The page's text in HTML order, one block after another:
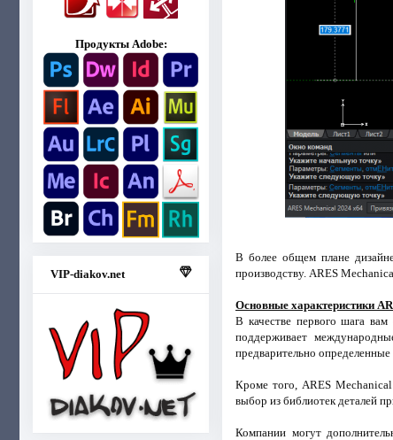
Продукты Adobe:
VIP-diakov.net
В более общем плане
производству. ARES
Основные характеристики
В качестве первого шага
поддерживает
предварительно определенные
Кроме того, ARES Mechanical
выбор из библиотек деталей
Компании могут